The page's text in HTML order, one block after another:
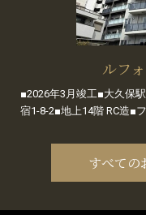
ルフ
■2026年3月竣工■大久保
宿1-8-2■地上14階 RC造■
すべての